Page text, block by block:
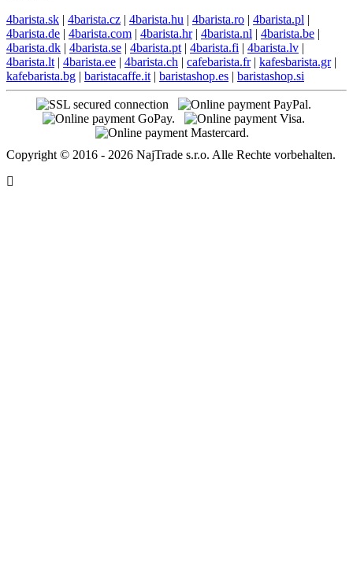
4barista.sk | 4barista.cz | 4barista.hu | 4barista.ro | 4barista.pl |
4barista.de | 4barista.com | 4barista.hr| 4barista.nl | 4barista.be |
4barista.dk | 4barista.se | 4barista.pt | 4barista.fi | 4barista.lv |
4barista.lt | 4barista.ee | 4barista.ch | cafebarista.fr| kafesbarista.gr|
kafebarista.bg | baristacaffe.it | baristashop.es | baristashop.si
Copyright © 2016 - 2026 NajTrade s.r.o. Alle Rechte vorbehalten.